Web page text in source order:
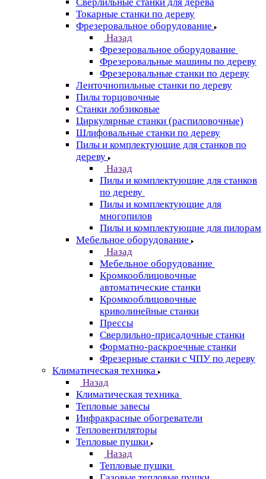
Токарные станки по дереву
Фрезеровальное оборудование
Назад
Фрезеровальное оборудование
Фрезеровальные машины по дереву
Фрезеровальные станки по дереву
Ленточнопильные станки по дереву
Пилы торцовочные
Станки лобзиковые
Циркулярные станки (распиловочные)
Шлифовальные станки по дереву
Пилы и комплектующие для станков по
дереву
Назад
Пилы и комплектующие для станков
по дереву
Пилы и комплектующие для
многопилов
Пилы и комплектующие для пилорам
Мебельное оборудование
Назад
Мебельное оборудование
Кромкооблицовочные
автоматические станки
Кромкооблицовочные
криволинейные станки
Прессы
Сверлильно-присадочные станки
Форматно-раскроечные станки
Фрезерные станки с ЧПУ по дереву
Климатическая техника
Назад
Климатическая техника
Тепловые завесы
Инфракрасные обогреватели
Тепловентиляторы
Тепловые пушки
Назад
Тепловые пушки